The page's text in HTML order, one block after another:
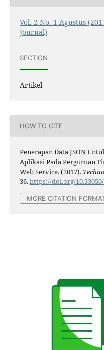
Vol. 2 No. 1 Agustus
Journal)
SECTION
Artikel
HOW TO CITE
Penerapan Data JSON
Aplikasi Pada Perguruan
Web Service. (2017).
36.https://doi.org/
MORE CITATION